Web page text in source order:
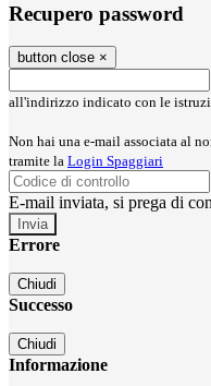
Recupero password
button close ×
all'indirizzo indicato con le
Non hai una e-mail associata al
tramite la Login Spaggiari
E-mail inviata, si prega di
Errore
Chiudi
Successo
Chiudi
Informazione